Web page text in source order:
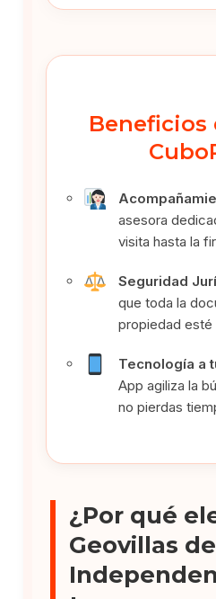
Beneficios
asesora
visita hasta la
Seguridad
que toda la
propiedad esté
Tecnología a
App agiliza la
no pierdas
¿Por qué
Geovillas